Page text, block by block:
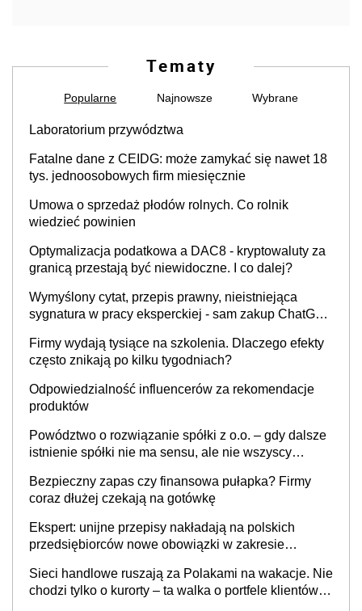
Tematy
Popularne Najnowsze Wybrane
Laboratorium przywództwa
Fatalne dane z CEIDG: może zamykać się nawet 18
tys. jednoosobowych firm miesięcznie
Umowa o sprzedaż płodów rolnych. Co rolnik
wiedzieć powinien
Optymalizacja podatkowa a DAC8 - kryptowaluty za
granicą przestają być niewidoczne. I co dalej?
Wymyślony cytat, przepis prawny, nieistniejąca
sygnatura w pracy eksperckiej - sam zakup ChatGPT
Firmy wydają tysiące na szkolenia. Dlaczego efekty
często znikają po kilku tygodniach?
Odpowiedzialność influencerów za rekomendacje
produktów
Powództwo o rozwiązanie spółki z o.o. – gdy dalsze
istnienie spółki nie ma sensu, ale nie wszyscy
Bezpieczny zapas czy finansowa pułapka? Firmy
coraz dłużej czekają na gotówkę
Ekspert: unijne przepisy nakładają na polskich
przedsiębiorców nowe obowiązki w zakresie
Sieci handlowe ruszają za Polakami na wakacje. Nie
chodzi tylko o kurorty – ta walka o portfele klientów